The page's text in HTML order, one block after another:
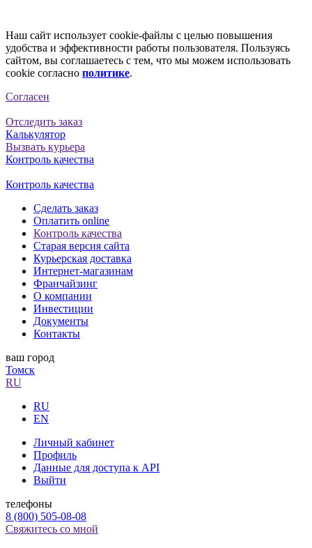
Наш сайт использует cookie-файлы с целью повышения
удобства и эффективности работы пользователя. Пользуясь
сайтом, вы соглашаетесь с тем, что мы можем использовать
cookie согласно политике.
Согласен
Отследить заказ
Калькулятор
Вызвать курьера
Контроль качества
Контроль качества
Сделать заказ
Оплатить online
Контроль качества
Старая версия сайта
Курьерская доставка
Интернет-магазинам
Франчайзинг
О компании
Инвестиции
Документы
Контакты
ваш город
Томск
RU
RU
EN
Личный кабинет
Профиль
Данные для доступа к API
Выйти
телефоны
8 (800) 505-08-08
Свяжитесь со мной